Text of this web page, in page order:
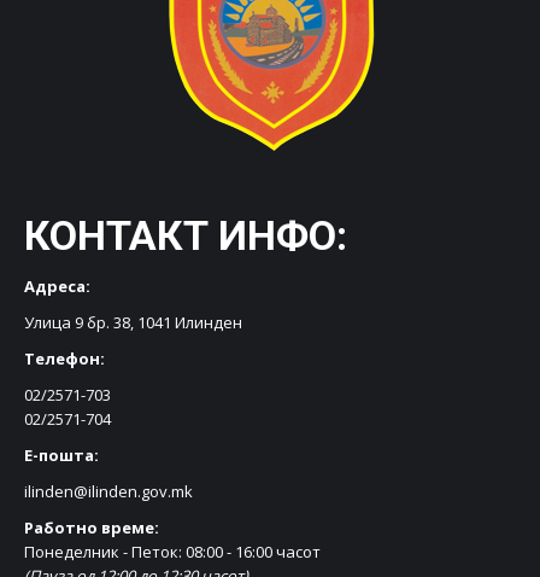
КОНТАКТ ИНФО:
Адреса:
Улица 9 бр. 38, 1041 Илинден
Телефон:
02/2571-703
02/2571-704
Е-пошта:
ilinden@ilinden.gov.mk
Работно време:
Понеделник - Петок: 08:00 - 16:00 часот